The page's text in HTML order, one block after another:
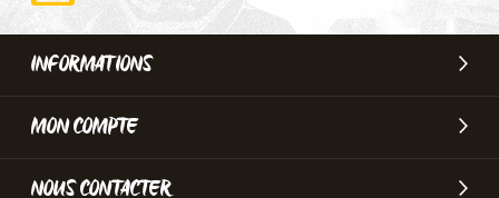
INFORMATIONS
MON COMPTE